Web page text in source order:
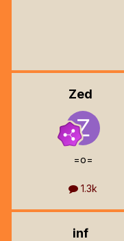
Zed
=o=
1.3k
inf